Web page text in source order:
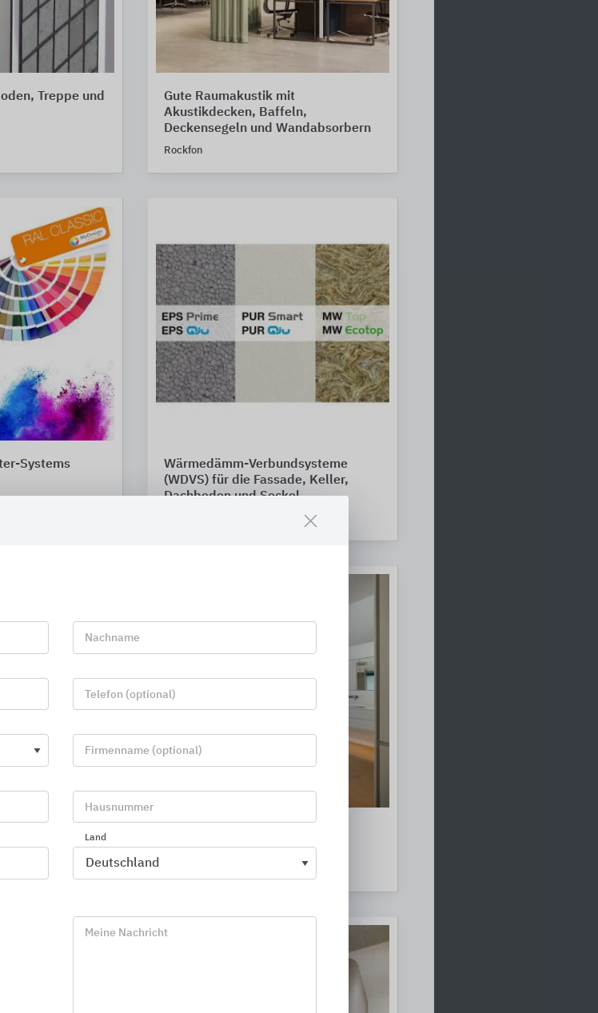
Treppe und
Gute Raumakustik mit
Akustikdecken, Baffeln,
Deckensegeln und Wandabsorbern
Rockfon
Systems
Wärmedämm-Verbundsysteme
(WDVS) für die Fassade, Keller,
Dachboden und Sockel
für
Innenausbau
Nachname
Telefon (optional)
Firmenname (optional)
Hausnummer
Land
Meine Nachricht